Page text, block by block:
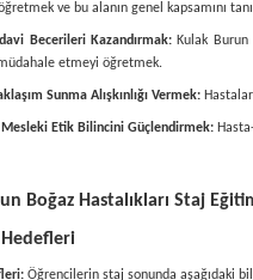
ve bu alanın genel kapsamını
Becerileri Kazandırmak:Kulak Burun
etmeyi öğretmek.
Sunma Alışkınlığı Vermek:
Etik Bilincini Güçlendirmek:
Boğaz Hastalıkları Staj
Öğrencilerin staj sonunda aşağıdaki